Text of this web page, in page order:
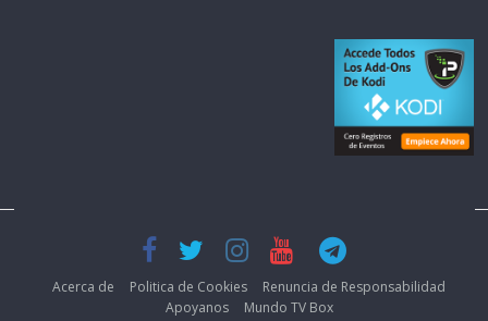
Acerca de Politica de Cookies
Renuncia de Responsabilidad
Apoyanos
Mundo TV Box